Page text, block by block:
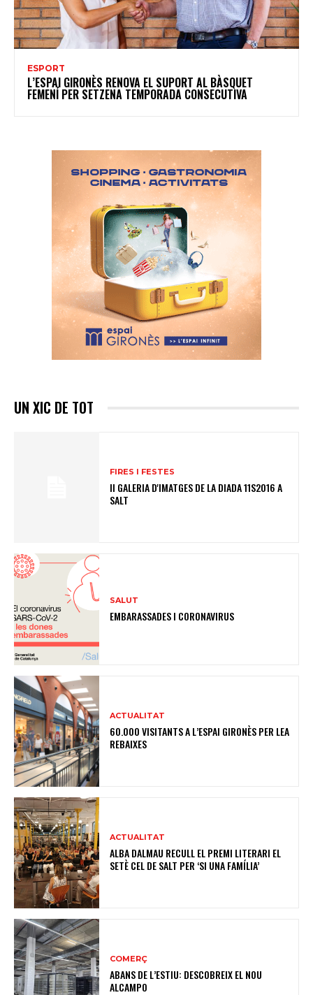
ESPORT
L’ESPAI GIRONÈS RENOVA EL SUPORT AL BÀSQUET
FEMENÍ PER SETZENA TEMPORADA CONSECUTIVA
UN XIC DE TOT
FIRES I FESTES
II GALERIA D'IMATGES DE LA DIADA 11S2016 A
SALT
SALUT
EMBARASSADES I CORONAVIRUS
ACTUALITAT
60.000 VISITANTS A L’ESPAI GIRONÈS PER LEA
REBAIXES
ACTUALITAT
ALBA DALMAU RECULL EL PREMI LITERARI EL
SETÈ CEL DE SALT PER ‘SI UNA FAMÍLIA’
COMERÇ
ABANS DE L’ESTIU: DESCOBREIX EL NOU
ALCAMPO